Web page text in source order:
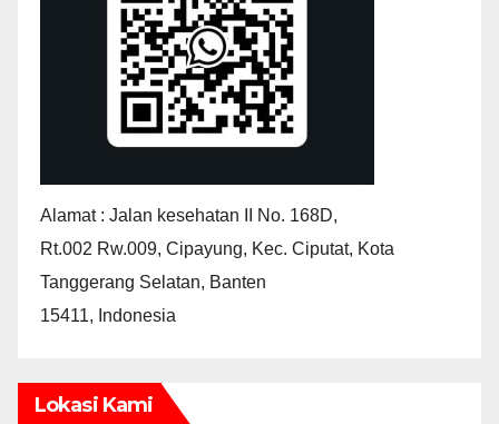
Alamat : Jalan kesehatan II No. 168D,
Rt.002 Rw.009, Cipayung, Kec. Ciputat, Kota
Tanggerang Selatan, Banten
15411, Indonesia
Lokasi Kami